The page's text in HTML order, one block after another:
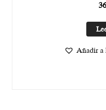
Añadir a